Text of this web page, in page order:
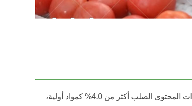
اختر الطماطم الطازجة ذات المحتوى الصلب أكثر من 4.0% كمواد أولية،